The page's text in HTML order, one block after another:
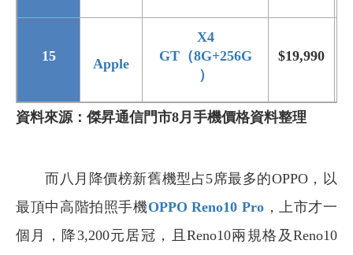
15 Apple
X4
GT（8G+256G
）
$19,990
資料來源：傑昇通信門市8月手機價格資料整理
而八月降價榜新舊機型占5席最多的OPPO，以
最頂中高階拍照手機OPPO Reno10 Pro，上市才一
個月，降3,200元居冠，且Reno10兩規格及Reno10